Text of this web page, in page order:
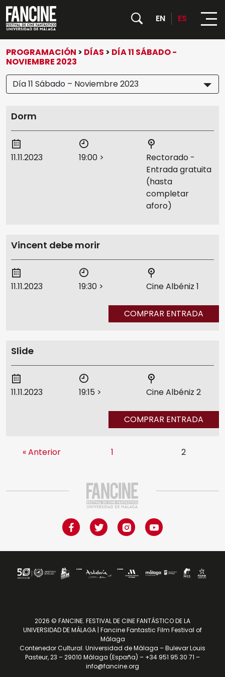
EN ES
Sobre nosotros
Entradas
Noviembre Fantasma
Ediciones Anteriores
Reglamento
PROGRAMACIÓN
Todas las actividades
Contenedor Cultural
Rectorado de la UMA
Salón de Actos E.T.S.I.
CONVOCATORIAS
NOTICIAS
PROGRAMACIÓN > DÍAS > DÍA 11 SÁBADO -
NOVIEMBRE 2023
Día 11 Sábado – Noviembre 2023
Dorm
11.11.2023 19:00>
Rectorado -
Entrada gratuita
(hasta
completar
aforo)
Vincent debe morir
11.11.2023 19:30> Cine Albéniz 1
COMPRAR ENTRADA
Slide
11.11.2023 19:15 > Cine Albéniz 2
COMPRAR ENTRADA
« Anterior 1 2
2026 © FANCINE. FESTIVAL DE CINE FANTÁSTICO DE LA
UNIVERSIDAD DE MÁLAGA | Fancine Fantastic Film Festival of
Málaga
Contenedor Cultural. Universidad de Málaga – Bulevar Louis
Pasteur, 23 – 29010 Málaga (España) – +34 951 95 30 71 –
info@fancine.org